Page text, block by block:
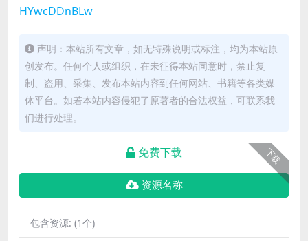
HYwcDDnBLw
声明：本站所有文章，如无特殊说明或标注，均为本站原
创发布。任何个人或组织，在未征得本站同意时，禁止复
制、盗用、采集、发布本站内容到任何网站、书籍等各类媒
体平台。如若本站内容侵犯了原著者的合法权益，可联系我
们进行处理。
下载
免费下载
资源名称
包含资源: (1个)